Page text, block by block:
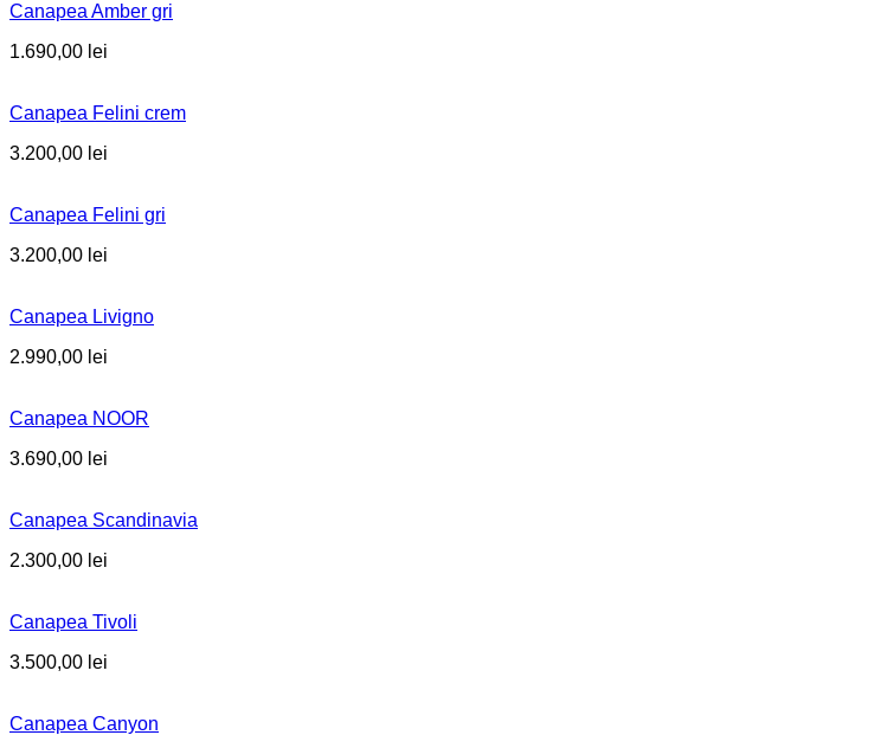
Canapea Amber gri
1.690,00 lei
Canapea Felini crem
3.200,00 lei
Canapea Felini gri
3.200,00 lei
Canapea Livigno
2.990,00 lei
Canapea NOOR
3.690,00 lei
Canapea Scandinavia
2.300,00 lei
Canapea Tivoli
3.500,00 lei
Canapea Canyon